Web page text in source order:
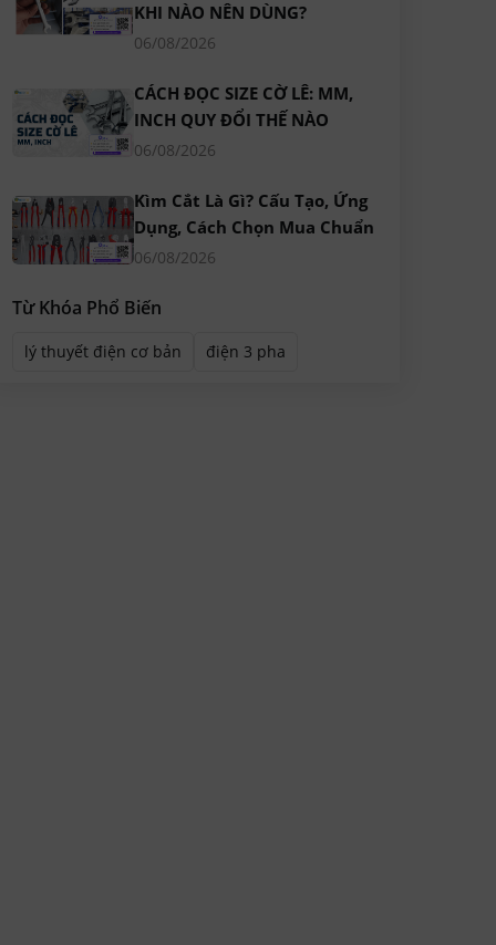
KHI NÀO NÊN DÙNG?
06/08/2026
CÁCH ĐỌC SIZE CỜ LÊ: MM,
INCH QUY ĐỔI THẾ NÀO
06/08/2026
Kìm Cắt Là Gì? Cấu Tạo, Ứng
Dụng, Cách Chọn Mua Chuẩn
06/08/2026
Từ Khóa Phổ Biến
lý thuyết điện cơ bản điện 3 pha